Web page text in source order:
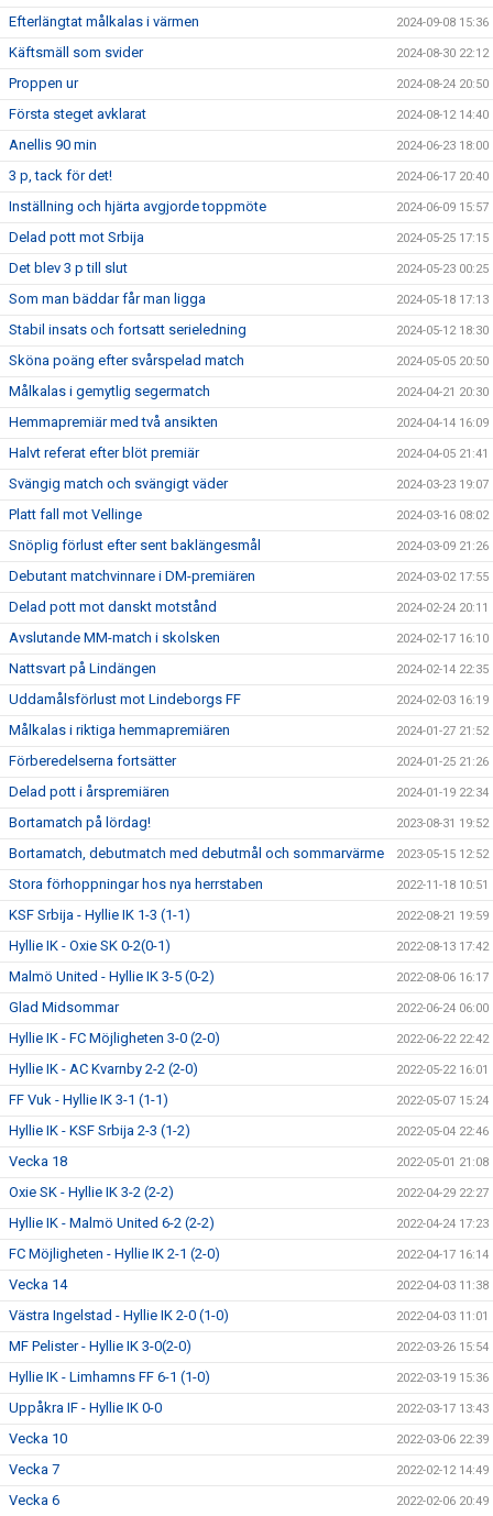
Efterlängtat målkalas i värmen 2024-09-08 15:36
Käftsmäll som svider 2024-08-30 22:12
Proppen ur 2024-08-24 20:50
Första steget avklarat 2024-08-12 14:40
Anellis 90 min 2024-06-23 18:00
3 p, tack för det! 2024-06-17 20:40
Inställning och hjärta avgjorde toppmöte 2024-06-09 15:57
Delad pott mot Srbija 2024-05-25 17:15
Det blev 3 p till slut 2024-05-23 00:25
Som man bäddar får man ligga 2024-05-18 17:13
Stabil insats och fortsatt serieledning 2024-05-12 18:30
Sköna poäng efter svårspelad match 2024-05-05 20:50
Målkalas i gemytlig segermatch 2024-04-21 20:30
Hemmapremiär med två ansikten 2024-04-14 16:09
Halvt referat efter blöt premiär 2024-04-05 21:41
Svängig match och svängigt väder 2024-03-23 19:07
Platt fall mot Vellinge 2024-03-16 08:02
Snöplig förlust efter sent baklängesmål 2024-03-09 21:26
Debutant matchvinnare i DM-premiären 2024-03-02 17:55
Delad pott mot danskt motstånd 2024-02-24 20:11
Avslutande MM-match i skolsken 2024-02-17 16:10
Nattsvart på Lindängen 2024-02-14 22:35
Uddamålsförlust mot Lindeborgs FF 2024-02-03 16:19
Målkalas i riktiga hemmapremiären 2024-01-27 21:52
Förberedelserna fortsätter 2024-01-25 21:26
Delad pott i årspremiären 2024-01-19 22:34
Bortamatch på lördag! 2023-08-31 19:52
Bortamatch, debutmatch med debutmål och sommarvärme 2023-05-15 12:52
Stora förhoppningar hos nya herrstaben 2022-11-18 10:51
KSF Srbija - Hyllie IK 1-3 (1-1) 2022-08-21 19:59
Hyllie IK - Oxie SK 0-2(0-1) 2022-08-13 17:42
Malmö United - Hyllie IK 3-5 (0-2) 2022-08-06 16:17
Glad Midsommar 2022-06-24 06:00
Hyllie IK - FC Möjligheten 3-0 (2-0) 2022-06-22 22:42
Hyllie IK - AC Kvarnby 2-2 (2-0) 2022-05-22 16:01
FF Vuk - Hyllie IK 3-1 (1-1) 2022-05-07 15:24
Hyllie IK - KSF Srbija 2-3 (1-2) 2022-05-04 22:46
Vecka 18 2022-05-01 21:08
Oxie SK - Hyllie IK 3-2 (2-2) 2022-04-29 22:27
Hyllie IK - Malmö United 6-2 (2-2) 2022-04-24 17:23
FC Möjligheten - Hyllie IK 2-1 (2-0) 2022-04-17 16:14
Vecka 14 2022-04-03 11:38
Västra Ingelstad - Hyllie IK 2-0 (1-0) 2022-04-03 11:01
MF Pelister - Hyllie IK 3-0(2-0) 2022-03-26 15:54
Hyllie IK - Limhamns FF 6-1 (1-0) 2022-03-19 15:36
Uppåkra IF - Hyllie IK 0-0 2022-03-17 13:43
Vecka 10 2022-03-06 22:39
Vecka 7 2022-02-12 14:49
Vecka 6 2022-02-06 20:49